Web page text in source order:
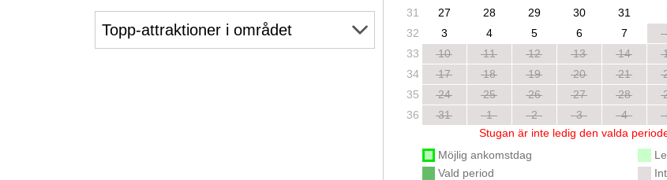
31
27 28 29 30 31
32
3 4 5 6 7
33
10 11 12 13 14
34
17 18 19 20 21
35
24 25 26 27 28
36
31 1 2 3 4
Stugan är inte ledig den valda
Möjlig ankomstdag
Vald period
Topp-attraktioner i området